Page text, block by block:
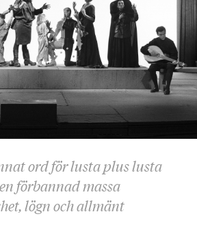
ord för lusta plus lusta
förbannad massa
lögn och allmänt